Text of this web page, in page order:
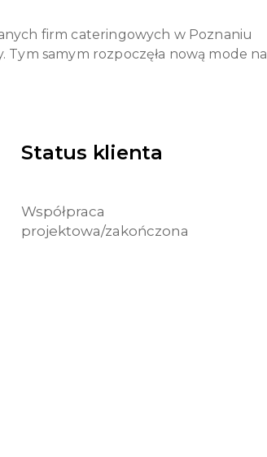
firm cateringowych w Poznaniu
Tym samym rozpoczęła nową mode na
Status klienta
Współpraca
projektowa/zakończona